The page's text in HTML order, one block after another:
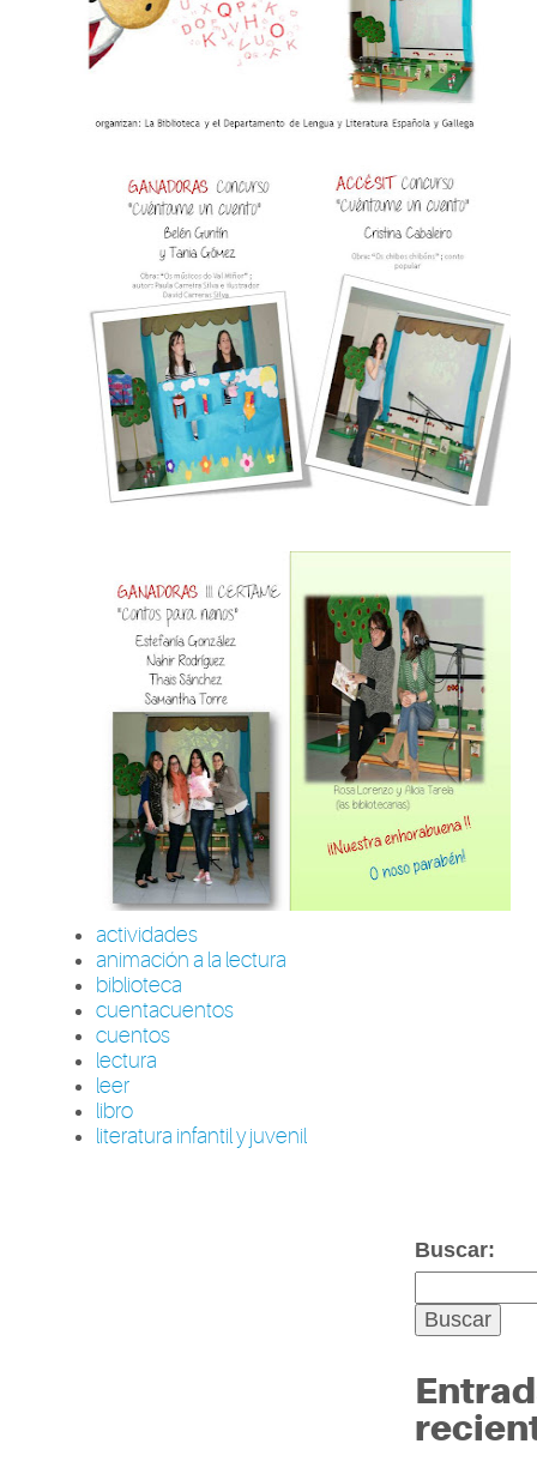
actividades
animación a la lectura
biblioteca
cuentacuentos
cuentos
lectura
leer
libro
literatura infantil y juvenil
Buscar: